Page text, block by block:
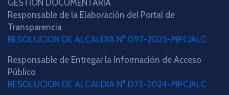
GESTIÓN DOCUMENTARIA
Responsable de la Elaboración del Portal de
Transparencia
RESOLUCION DE ALCALDIA N° 097-2025-MPC/ALC
Responsable de Entregar la Información de Acceso
Público
RESOLUCION DE ALCALDIA N° D72-2024-MPC/ALC